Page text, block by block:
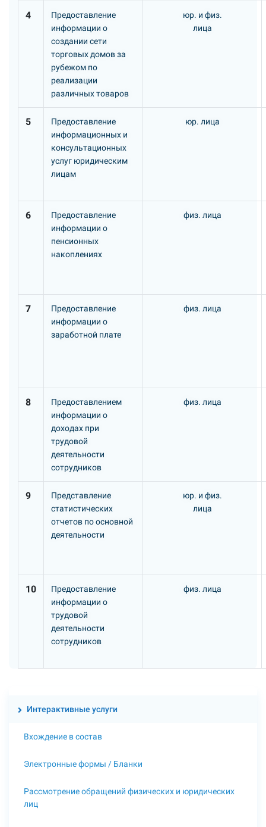
4
Предоставление
информации о
создании сети
торговых домов за
рубежом по
реализации
различных товаров
юр. и физ.
лица
5
Предоставление
информационных и
консультационных
услуг юридическим
лицам
юр. лица
6
Предоставление
информации о
пенсионных
накоплениях
физ. лица
7
Предоставление
информации о
заработной плате
физ. лица
8
Предоставлением
информации о
доходах при
трудовой
деятельности
сотрудников
физ. лица
9
Представление
статистических
отчетов по основной
деятельности
юр. и физ.
лица
10
Предоставление
информации о
трудовой
деятельности
сотрудников
физ. лица
Интерактивные услуги
Вхождение в состав
Электронные формы / Бланки
Рассмотрение обращений физических и юридических
лиц